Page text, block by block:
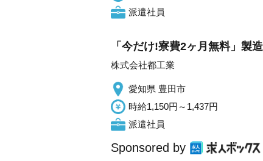
派遣社員
「今だけ!寮費2ヶ月無料」製
株式会社都工業
愛知県 豊田市
時給1,150円～1,437円
派遣社員
Sponsored by